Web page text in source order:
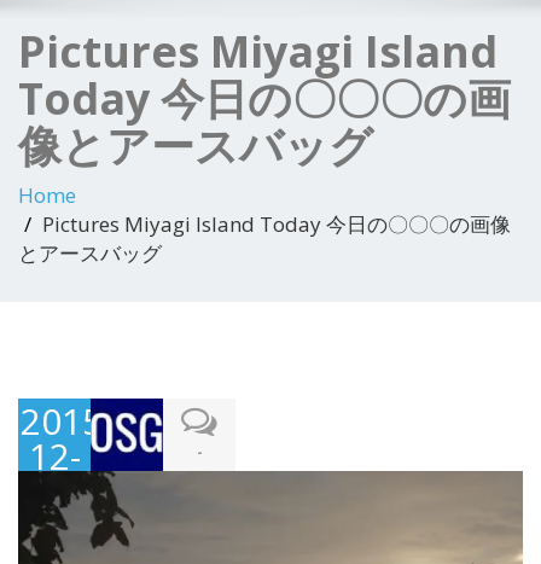
Pictures Miyagi Island
Today 今日の〇〇〇の画
像とアースバッグ
Home
Pictures Miyagi Island Today 今日の〇〇〇の画像
とアースバッグ
2015-
12-
14
-